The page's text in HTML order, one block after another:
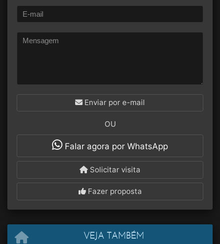
Enviar por e-mail
OU
Falar agora por WhatsApp
Solicitar visita
Fazer proposta
VEJA TAMBÉM